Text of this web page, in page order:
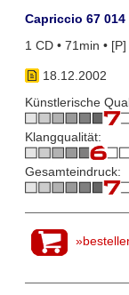
Capriccio 67 014
1 CD • 71min •
18.12.2002
Künstlerische
Klangqualität:
Gesamteindruck: